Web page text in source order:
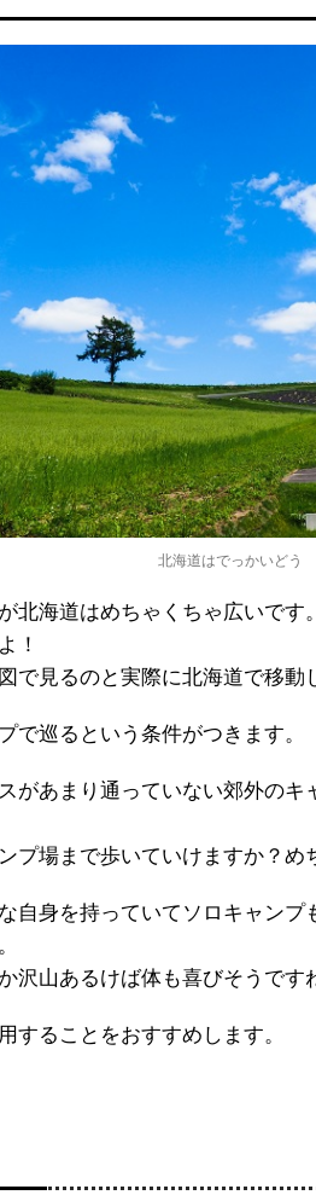
北海道はでっかいどう
北海道はめちゃくちゃ広いです。
！
で見るのと実際に北海道で移動
で巡るという条件がつきます。
があまり通っていない郊外の
プ場まで歩いていけますか？め
自身を持っていてソロキャン
沢山あるけば体も喜びそうです
することをおすすめします。